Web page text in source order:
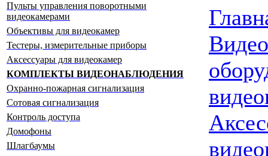
Пульты управления поворотными
видеокамерами
Объективы для видеокамер
Тестеры, измерительные приборы
Аксессуары для видеокамер
КОМПЛЕКТЫ ВИДЕОНАБЛЮДЕНИЯ
Охранно-пожарная сигнализация
Сотовая сигнализация
Контроль доступа
Домофоны
Шлагбаумы